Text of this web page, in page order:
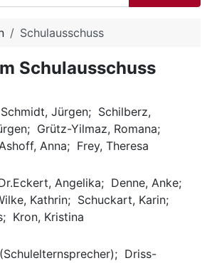
Schulausschuss
Schulausschuss
Jürgen; Schilberz,
Grütz-Yilmaz, Romana;
Anna; Frey, Theresa
Angelika; Denne, Anke;
Kathrin; Schuckart, Karin;
Kron, Kristina
Driss-